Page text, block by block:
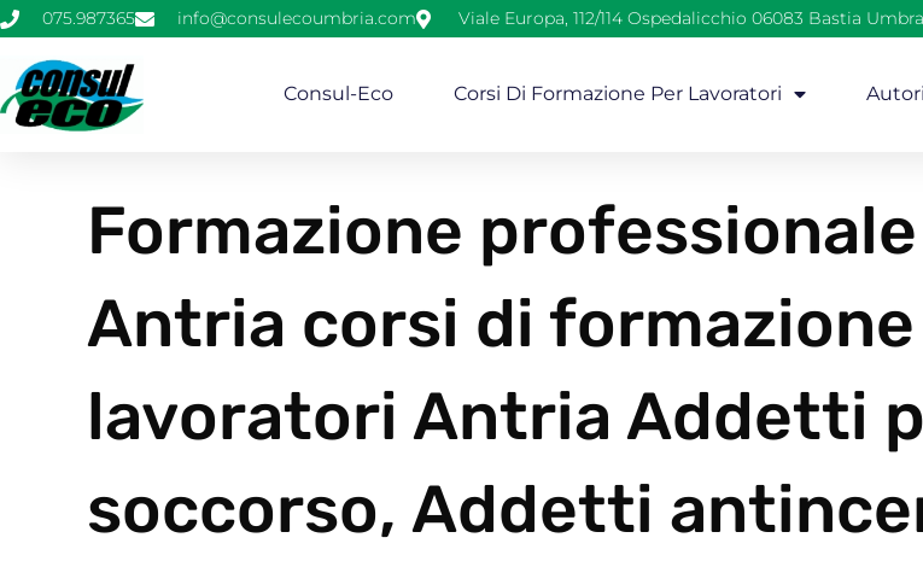
075.987365 info@consulecoumbria.com Viale Europa, 112/114 Ospedalicchio 06083 Bastia
Consul-Eco Corsi Di Formazione Per Lavoratori
Formazione professionale
Antria corsi di
lavoratori Antria Addetti
soccorso, Addetti